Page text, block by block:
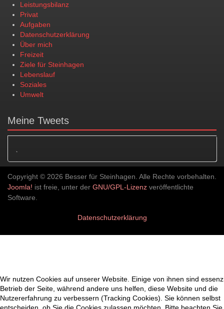
Leistungsbilanz
Privat
Aufgaben
Datenschutzerklärung
Über mich
Freizeit
Ziele für Steinhagen
Lebenslauf
Soziales
Umwelt
Meine Tweets
·
Copyright © 2026 Besser für Steinhagen. Alle Rechte vorbehalten.
Joomla! ist freie, unter der GNU/GPL-Lizenz veröffentlichte
Software.
Datenschutzerklärung
Wir nutzen Cookies auf unserer Website. Einige von ihnen sind
Betrieb der Seite, während andere uns helfen, diese Website und die
Nutzererfahrung zu verbessern (Tracking Cookies). Sie können selbst